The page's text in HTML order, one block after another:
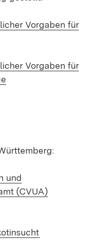
Vorgaben für
Vorgaben für
und
(CVUA)